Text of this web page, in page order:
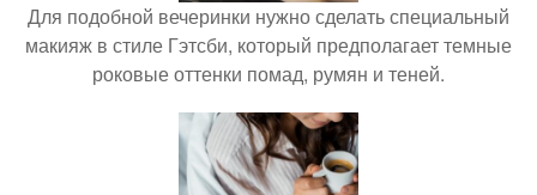
Для подобной вечеринки нужно сделать специальный
макияж в стиле Гэтсби, который предполагает темные
роковые оттенки помад, румян и теней.